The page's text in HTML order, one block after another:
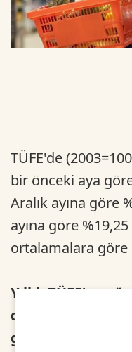
TÜFE'de
bir önceki aya
Aralık ayına göre
ayına göre
ortalamalara göre
Yıllık TÜFE'ye
düşük, 5 ana
gösterdi